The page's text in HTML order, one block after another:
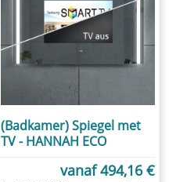
(Badkamer) Spiegel met
TV - HANNAH ECO
vanaf494,16 €